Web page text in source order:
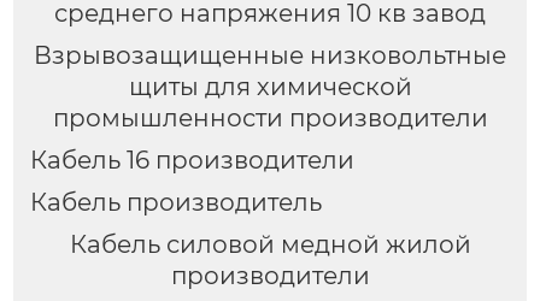
среднего напряжения 10 кв завод
Взрывозащищенные низковольтные
щиты для химической
промышленности производители
Кабель 16 производители
Кабель производитель
Кабель силовой медной жилой
производители